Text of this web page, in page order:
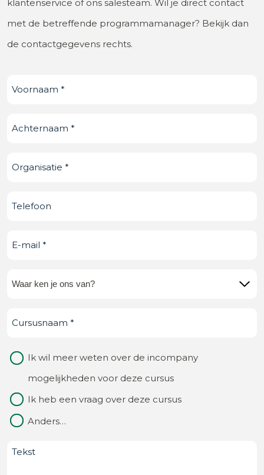
klantenservice of ons salesteam. Wil je direct contact
met de betreffende programmamanager? Bekijk dan
de contactgegevens rechts.
Voornaam (Vereist)
Achternaam (Vereist)
Organisatie(Vereist)
Telefoonnummer
E-
Waar
je
van?
(Vereist)
Cursusnaam (Vereist)
Waarom
contact
Ik wil meer weten over de incompany
mogelijkheden voor deze cursus
Ik heb een vraag over deze cursus
Anders…
Bericht